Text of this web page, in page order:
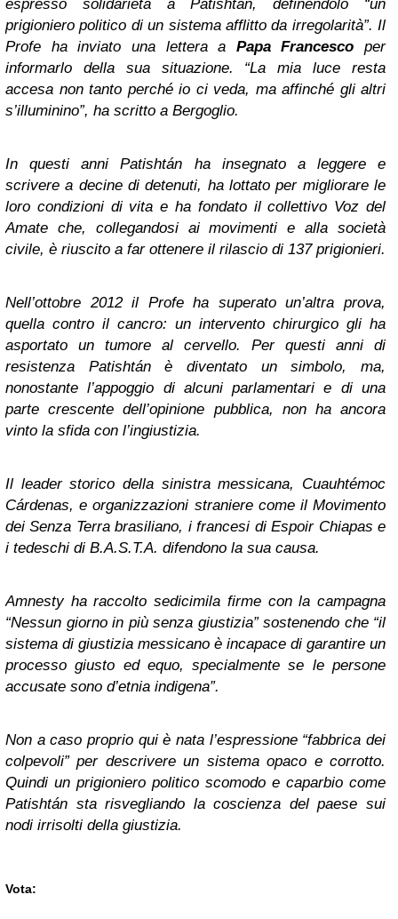
espresso solidarietà a Patishtán, definendolo “un
prigioniero politico di un sistema afflitto da irregolarità”. Il
Profe ha inviato una lettera a Papa Francesco per
informarlo della sua situazione. “La mia luce resta
accesa non tanto perché io ci veda, ma affinché gli altri
s’illuminino”, ha scritto a Bergoglio.
In questi anni Patishtán ha insegnato a leggere e
scrivere a decine di detenuti, ha lottato per migliorare le
loro condizioni di vita e ha fondato il collettivo Voz del
Amate che, collegandosi ai movimenti e alla società
civile, è riuscito a far ottenere il rilascio di 137 prigionieri.
Nell’ottobre 2012 il Profe ha superato un’altra prova,
quella contro il cancro: un intervento chirurgico gli ha
asportato un tumore al cervello. Per questi anni di
resistenza Patishtán è diventato un simbolo, ma,
nonostante l’appoggio di alcuni parlamentari e di una
parte crescente dell’opinione pubblica, non ha ancora
vinto la sfida con l’ingiustizia.
Il leader storico della sinistra messicana, Cuauhtémoc
Cárdenas, e organizzazioni straniere come il Movimento
dei Senza Terra brasiliano, i francesi diEspoir Chiapas e
i tedeschi di B.A.S.T.A. difendono la sua causa.
Amnesty ha raccolto sedicimila firme con la campagna
“Nessun giorno in più senza giustizia” sostenendo che “il
sistema di giustizia messicano è incapace di garantire un
processo giusto ed equo, specialmente se le persone
accusate sono d’etnia indigena”.
Non a caso proprio qui è nata l’espressione “fabbrica dei
colpevoli” per descrivere un sistema opaco e corrotto.
Quindi un prigioniero politico scomodo e caparbio come
Patishtán sta risvegliando la coscienza del paese sui
nodi irrisolti della giustizia.
Vota: